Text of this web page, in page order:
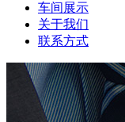
车间展示
关于我们
联系方式